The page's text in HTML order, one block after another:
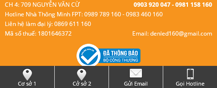
CH 4: 709 NGUYỄN VĂN CỪ
0903 920 047 - 0981 158 160
Hotline Nhà Thông Minh FPT: 0989 789 160 - 0983 460 160
Liên hệ làm đại lý: 0869 611 160
Mã số thuế: 1801646372
Email: denled160@gmail.com
© Bản quyền thuộc Led 160.
Cơ sở 1
Cở sở 2 Gửi Email Gọi Hotline